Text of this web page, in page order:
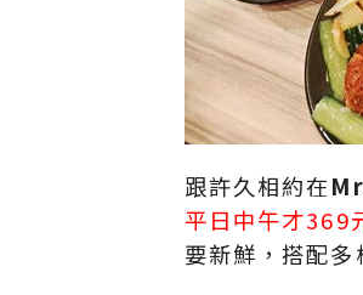
跟許久相約在
平日中午才369
要新鮮，搭配